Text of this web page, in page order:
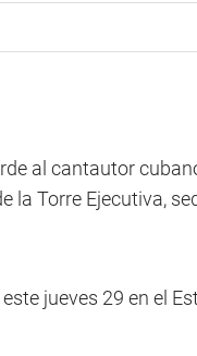
al cantautor
la Torre Ejecutiva,
jueves 29 en el